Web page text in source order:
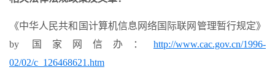
《中华人民共和国计算机信息网络国际联网管理暂行规定》
by 国家网信办： http://www.cac.gov.cn/1996-
02/02/c_126468621.htm